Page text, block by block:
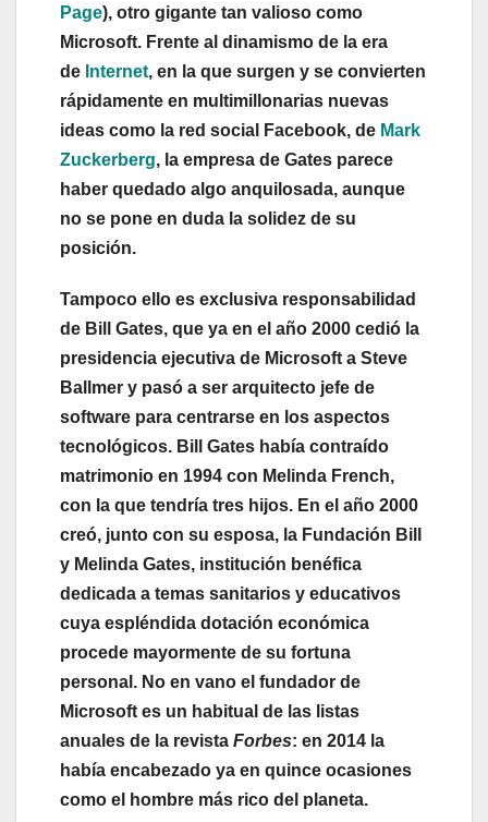
Page), otro gigante tan valioso como
Microsoft. Frente al dinamismo de la era
de Internet, en la que surgen y se convierten
rápidamente en multimillonarias nuevas
ideas como la red social Facebook, de Mark
Zuckerberg, la empresa de Gates parece
haber quedado algo anquilosada, aunque
no se pone en duda la solidez de su
posición.
Tampoco ello es exclusiva responsabilidad
de Bill Gates, que ya en el año 2000 cedió la
presidencia ejecutiva de Microsoft a Steve
Ballmer y pasó a ser arquitecto jefe de
software para centrarse en los aspectos
tecnológicos. Bill Gates había contraído
matrimonio en 1994 con Melinda French,
con la que tendría tres hijos. En el año 2000
creó, junto con su esposa, la Fundación Bill
y Melinda Gates, institución benéfica
dedicada a temas sanitarios y educativos
cuya espléndida dotación económica
procede mayormente de su fortuna
personal. No en vano el fundador de
Microsoft es un habitual de las listas
anuales de la revista Forbes: en 2014 la
había encabezado ya en quince ocasiones
como el hombre más rico del planeta.